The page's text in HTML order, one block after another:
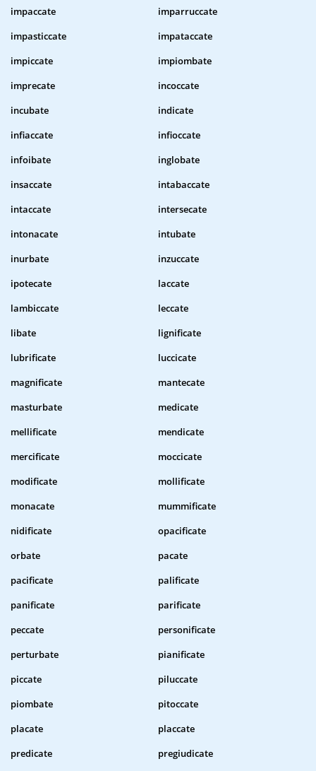
impaccate
imparruccate
impasticcate
impataccate
impiccate
impiombate
imprecate
incoccate
incubate
indicate
infiaccate
infioccate
infoibate
inglobate
insaccate
intabaccate
intaccate
intersecate
intonacate
intubate
inurbate
inzuccate
ipotecate
laccate
lambiccate
leccate
libate
lignificate
lubrificate
luccicate
magnificate
mantecate
masturbate
medicate
mellificate
mendicate
mercificate
moccicate
modificate
mollificate
monacate
mummificate
nidificate
opacificate
orbate
pacate
pacificate
palificate
panificate
parificate
peccate
personificate
perturbate
pianificate
piccate
piluccate
piombate
pitoccate
placate
placcate
predicate
pregiudicate